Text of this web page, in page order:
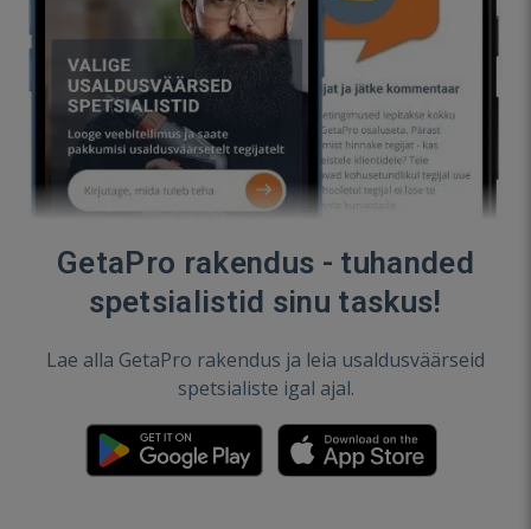
GetaPro rakendus - tuhanded
spetsialistid sinu taskus!
Lae alla GetaPro rakendus ja leia usaldusväärseid
spetsialiste igal ajal.